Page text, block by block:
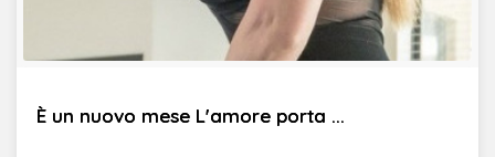
È un nuovo mese L'amore porta ...